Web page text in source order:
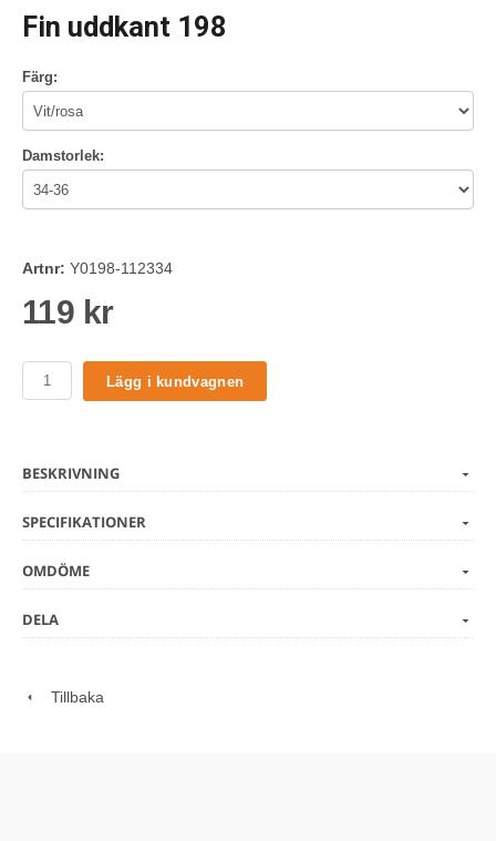
Fin uddkant 198
Färg:
Damstorlek:
Artnr: Y0198-112334
119 kr
Lägg i kundvagnen
BESKRIVNING
SPECIFIKATIONER
OMDÖME
DELA
Tillbaka